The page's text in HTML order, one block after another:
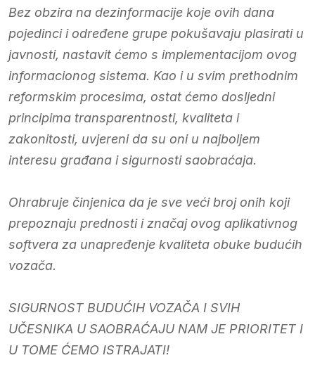
Bez obzira na dezinformacije koje ovih dana
pojedinci i određene grupe pokušavaju plasirati u
javnosti, nastavit ćemo s implementacijom ovog
informacionog sistema. Kao i u svim prethodnim
reformskim procesima, ostat ćemo dosljedni
principima transparentnosti, kvaliteta i
zakonitosti, uvjereni da su oni u najboljem
interesu građana i sigurnosti saobraćaja.
Ohrabruje činjenica da je sve veći broj onih koji
prepoznaju prednosti i značaj ovog aplikativnog
softvera za unapređenje kvaliteta obuke budućih
vozača.
SIGURNOST BUDUĆIH VOZAČA I SVIH
UČESNIKA U SAOBRAĆAJU NAM JE PRIORITET I
U TOME ĆEMO ISTRAJATI!